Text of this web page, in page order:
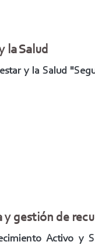
la Salud
y la Salud
gestión de
Activo y